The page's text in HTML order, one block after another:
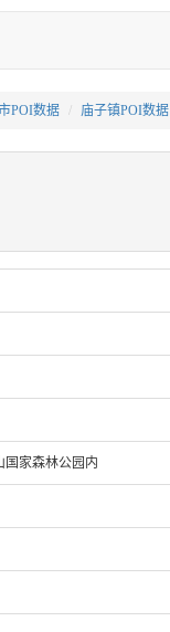
POI数据 庙子镇POI数据
家森林公园内